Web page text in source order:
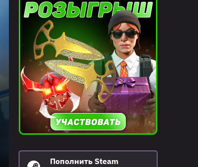
Пополнить Steam